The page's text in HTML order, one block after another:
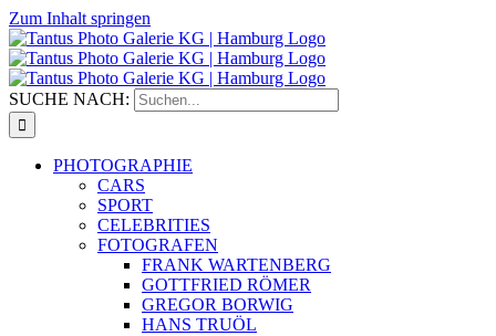
Zum Inhalt springen
SUCHE NACH:
PHOTOGRAPHIE
CARS
SPORT
CELEBRITIES
FOTOGRAFEN
FRANK WARTENBERG
GOTTFRIED RÖMER
GREGOR BORWIG
HANS TRUÖL